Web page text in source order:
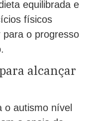
equilibrada e
físicos
para o progresso
alcançar
o autismo nível